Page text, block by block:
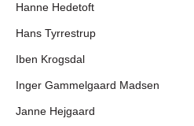
Hanne Hedetoft
Hans Tyrrestrup
Iben Krogsdal
Inger Gammelgaard Madsen
Janne Hejgaard